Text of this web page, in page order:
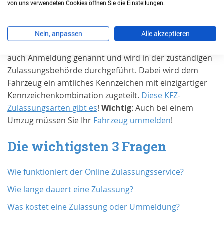
Anhänger für den Gebrauch im öffentlichen
auch Anmeldung genannt und wird in der zuständigen
Zulassungsbehörde durchgeführt. Dabei wird dem
Fahrzeug ein amtliches Kennzeichen mit einzigartiger
Kennzeichenkombination zugeteilt. Diese KFZ-
Zulassungsarten gibt es! Wichtig: Auch bei einem
Umzug müssen Sie Ihr Fahrzeug ummelden!
Die wichtigsten 3 Fragen
Wie funktioniert der Online Zulassungsservice?
Wie lange dauert eine Zulassung?
Was kostet eine Zulassung oder Ummeldung?
von uns verwendeten Cookies öffnen Sie die Einstellungen.
Nein, anpassen Alle akzeptieren